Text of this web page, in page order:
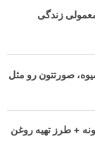
زندگی
صورتتون رو مثل
+ طرز تهیه روغن